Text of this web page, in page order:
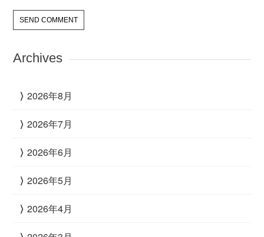
Archives
2026年8月
2026年7月
2026年6月
2026年5月
2026年4月